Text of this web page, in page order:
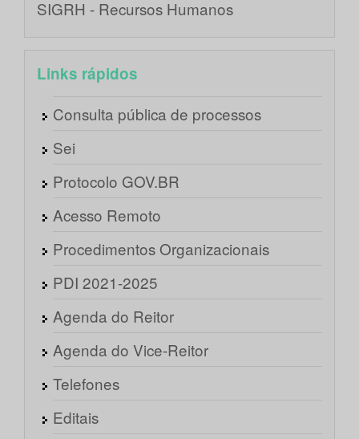
SIGRH - Recursos Humanos
Links rápidos
Consulta pública de processos
Sei
Protocolo GOV.BR
Acesso Remoto
Procedimentos Organizacionais
PDI 2021-2025
Agenda do Reitor
Agenda do Vice-Reitor
Telefones
Editais